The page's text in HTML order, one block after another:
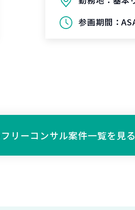
参画期間：
フリーコンサル案件一覧を見る